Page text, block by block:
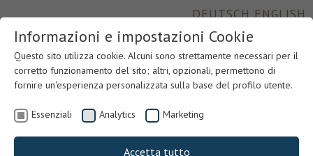
DEUTSCHENGLISH
Informazioni e impostazioni Cookie
Questo sito utilizza cookie. Alcuni sono strettamente necessari per il
corretto funzionamento del sito; altri, opzionali, permettono di
fornire un'esperienza personalizzata sulla base del profilo utente.
Essenziali Analytics Marketing
Accetta tutto